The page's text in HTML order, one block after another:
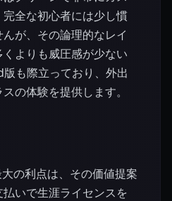
全な初心者には少し慣
が、その論理的なレイ
よりも威圧感が少ない
も際立っており、外出
の体験を提供します。
の利点は、その価値提案
いで生涯ライセンスを